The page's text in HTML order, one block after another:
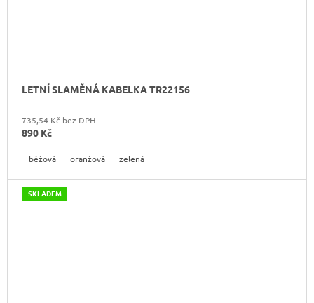
LETNÍ SLAMĚNÁ KABELKA TR22156
735,54 Kč bez DPH
890 Kč
béžová oranžová zelená
SKLADEM